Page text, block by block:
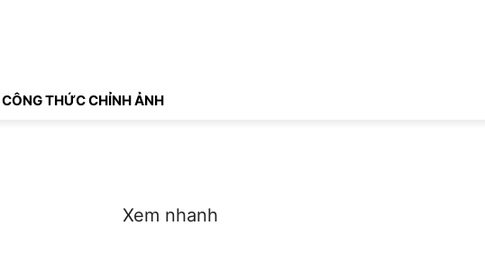
CÔNG THỨC CHỈNH ẢNH
Xem nhanh